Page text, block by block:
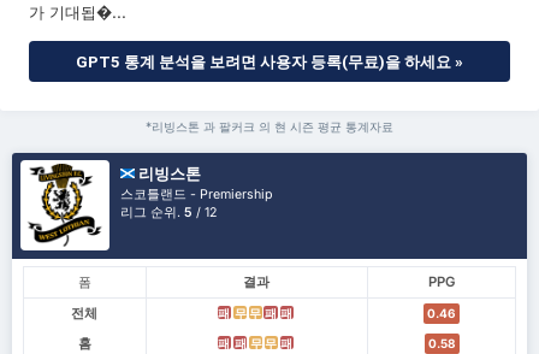
가 기대됩�...
GPT5 통계 분석을 보려면 사용자 등록(무료)을 하세요 »
*리빙스톤 과 팔커크 의 현 시즌 평균 통계자료
리빙스톤
스코틀랜드 - Premiership
리그 순위.5 / 12
폼 결과
PPG
전체
패 무 무 패 패 0.46
홈 패 패 무 무 패 0.58